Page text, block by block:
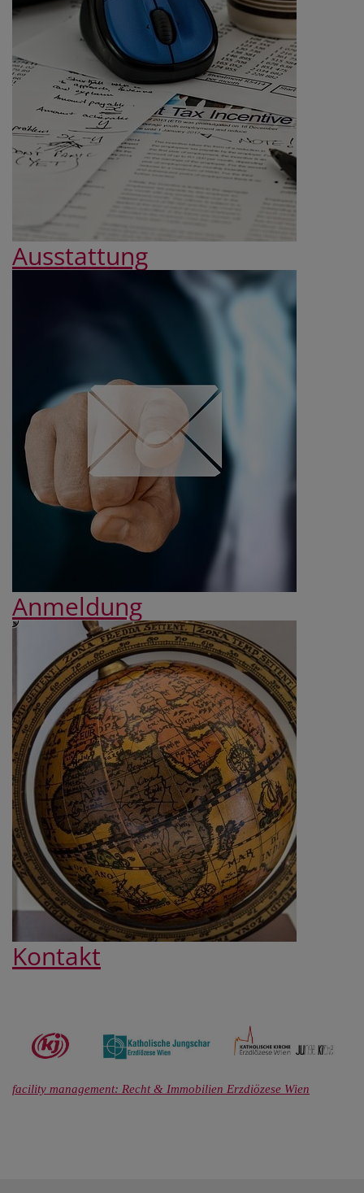
Ausstattung
Anmeldung
Kontakt
facility management: Recht & Immobilien Erzdiözese Wien